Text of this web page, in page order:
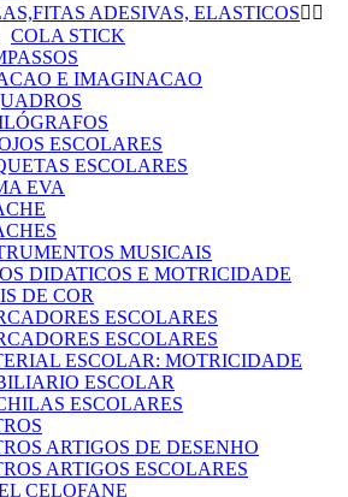
ADESIVAS, ELASTICOS 
COLA STICK
E IMAGINACAO
ESCOLARES
ESCOLARES
EVA
MUSICAIS
DIDATICOS E MOTRICIDADE
DE COR
ESCOLARES
ESCOLARES
ESCOLAR: MOTRICIDADE
ESCOLAR
ESCOLARES
ARTIGOS DE DESENHO
ARTIGOS ESCOLARES
CELOFANE